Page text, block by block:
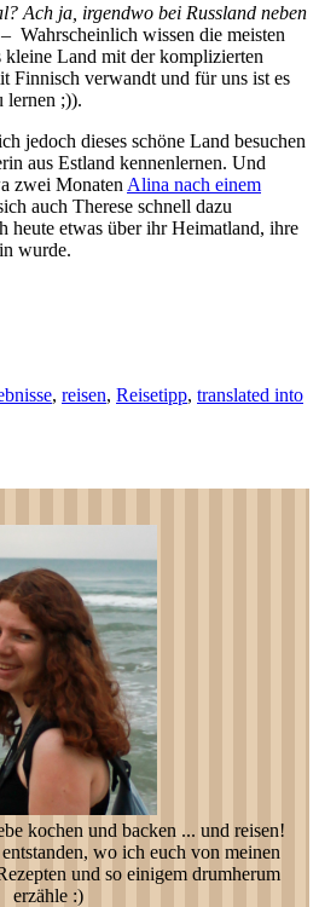
Ach ja, irgendwo bei Russland neben
– Wahrscheinlich wissen die meisten
Land mit der komplizierten
Finnisch verwandt und für uns ist es
lernen ;)).
jedoch dieses schöne Land besuchen
aus Estland kennenlernen. Und
zwei Monaten Alina nach einem
auch Therese schnell dazu
heute etwas über ihr Heimatland, ihre
wurde.
, reisen, Reisetipp, translated into
kochen und backen ... und reisen!
wo ich euch von meinen
und so einigem drumherum
erzähle :)